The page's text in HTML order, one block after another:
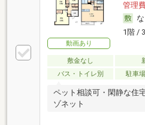
動画あり
管理
1階 /
敷金なし
バス・トイレ別
駐車
ペット相談可・閑静な住
ゾネット